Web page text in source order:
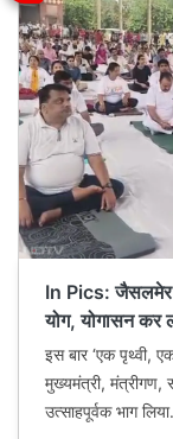
In Pics: जैसलमेर
योग, योगासन कर
इस बार ‘एक पृथ्वी,
मुख्यमंत्री, मंत्रीगण,
उत्साहपूर्वक भाग लिया.